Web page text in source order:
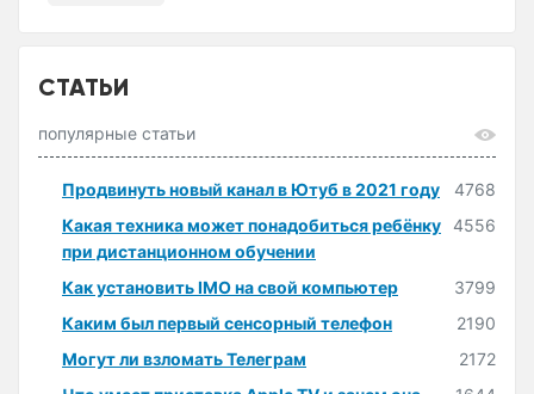
СТАТЬИ
популярные статьи
Продвинуть новый канал в Ютуб в 2021 году
4768
Какая техника может понадобиться ребёнку
при дистанционном обучении
4556
Как установить IMO на свой компьютер
3799
Каким был первый сенсорный телефон
2190
Могут ли взломать Телеграм
2172